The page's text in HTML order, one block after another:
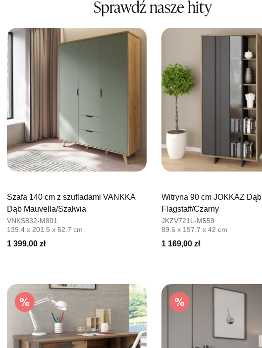
Sprawdź nasze hity
Szafa 140 cm z szufladami VANKKA
Dąb Mauvella/Szałwia
VNKS832-M801
139.4 x 201.5 x 52.7 cm
1 399,00 zł
Witryna 90 cm JOKKAZ Dąb
Flagstaff/Czarny
JKZV721L-M559
89.6 x 197.7 x 42 cm
1 169,00 zł